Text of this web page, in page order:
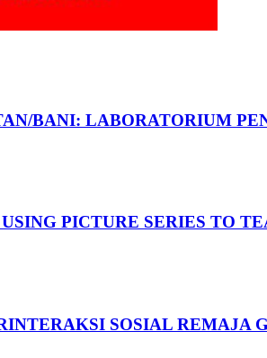
BANI: LABORATORIUM
PICTURE SERIES TO
SOSIAL REMAJA